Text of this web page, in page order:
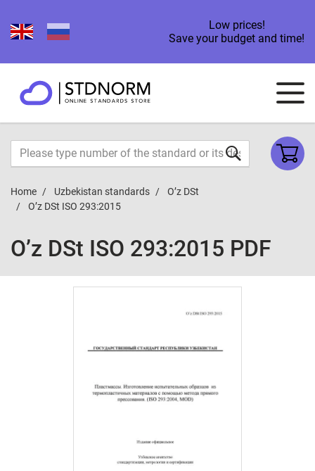
Low prices!
Save your budget and time!
Home Uzbekistan standards
O’z DSt
O’z DSt ISO 293:2015
O’z DSt ISO 293:2015 PDF